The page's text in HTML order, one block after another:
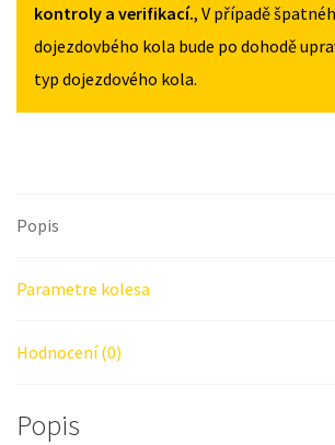
OD
2013
MNOŽSTVÍ
kontroly a verifikací., V případě
dojezdovbého kola bude po dohodě
typ dojezdového kola.
Popis
Parametre kolesa
Hodnocení (0)
Popis